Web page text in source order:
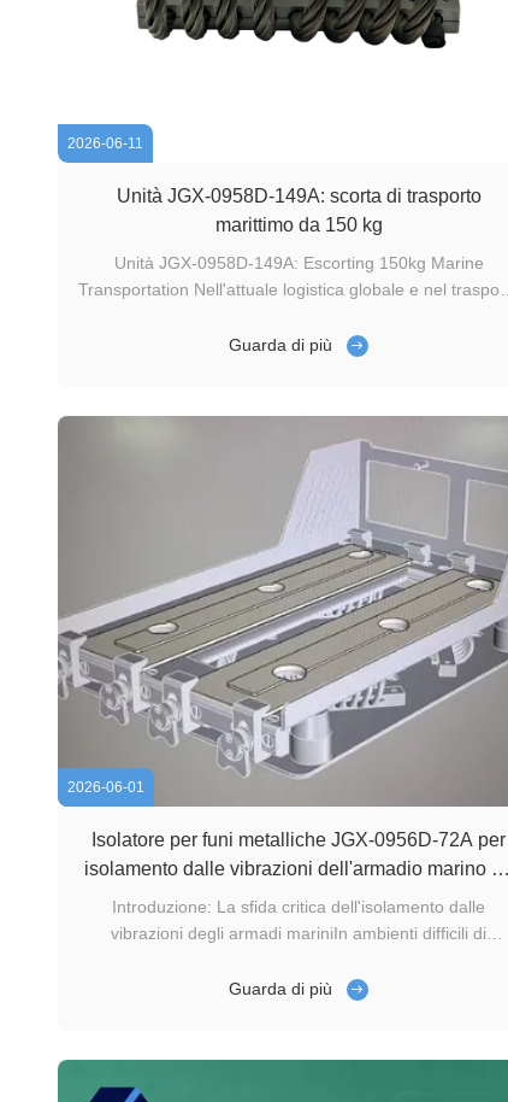
2026-06-11
Unità JGX-0958D-149A: scorta di trasporto
marittimo da 150 kg
Unità JGX-0958D-149A: Escorting 150kg Marine
Transportation Nell'attuale logistica globale e nel
elettroniche di precisione, dispositivi di comunicazione e
Guarda di più
2026-06-01
Isolatore per funi metalliche JGX-0956D-72A per
isolamento dalle vibrazioni dell'armadio marino da
100 kg
Introduzione: La sfida critica dell'isolamento dalle
vibrazioni degli armadi mariniIn ambienti difficili di
sistemi di navigazione,e i rack di comunicazione sono
Guarda di più